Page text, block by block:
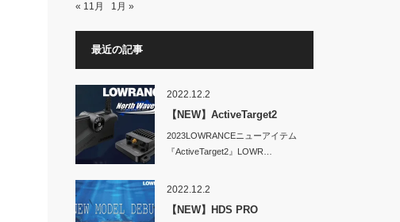
« 11月 1月 »
最近の記事
2022.12.2
【NEW】ActiveTarget2
2023LOWRANCEニューアイテム
『ActiveTarget2』LOWR…
2022.12.2
【NEW】HDS PRO